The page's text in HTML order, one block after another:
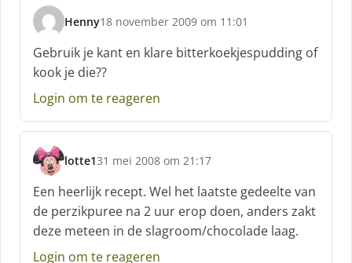
Henny
s
c
h
r
e
f
18 november 2009 om 11:01
Gebruik je kant en klare bitterkoekjespudding of
kook je die??
Login om te reageren
lotte1
s
c
h
r
e
e
31 mei 2008 om 21:17
Een heerlijk recept. Wel het laatste gedeelte van
de perzikpuree na 2 uur erop doen, anders zakt
deze meteen in de slagroom/chocolade laag.
Login om te reageren